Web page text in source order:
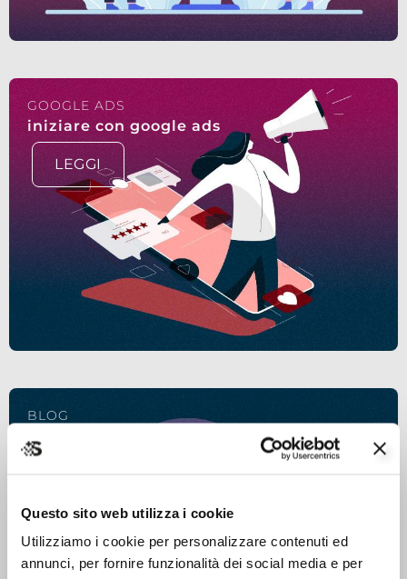
Questo sito web utilizza i cookie
Utilizziamo i cookie per personalizzare contenuti ed
annunci, per fornire funzionalità dei social media e per
GOOGLE ADS
iniziare con google ads
LEGGI
BLOG
google ads – campagne shopping